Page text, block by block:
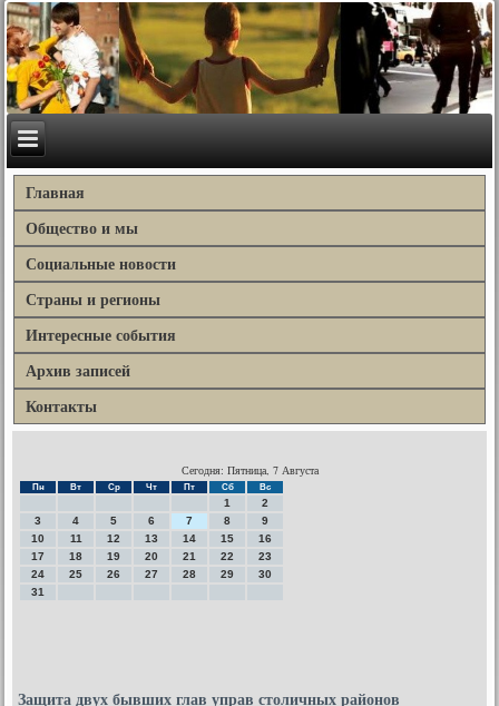
Главная
Общество и мы
Социальные новости
Страны и регионы
Интересные события
Архив записей
Контакты
Сегодня: Пятница, 7 Августа
Пн Вт Ср Чт Пт Сб Вс
1
2
3
4 5 6 7 8
9
10
11 12 13 14 15
16
17
18 19 20 21 22
23
24
25 26 27 28 29
30
31
Защита двух бывших глав управ столичных районов